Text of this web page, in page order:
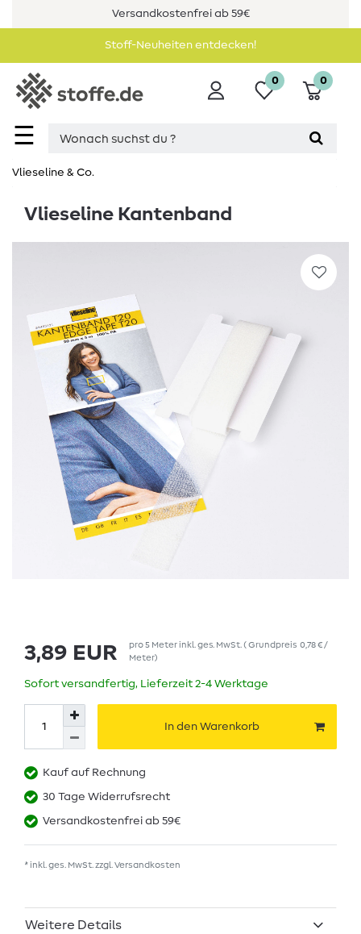
Versandkostenfrei ab 59€
Stoff-Neuheiten entdecken!
☰
0 0
Vlieseline & Co.
Vlieseline Kantenband
3,89 EUR pro5 Meter inkl. ges. MwSt.( Grundpreis 0,78 € /
Meter)
Sofort versandfertig, Lieferzeit 2-4 Werktage
In den Warenkorb
Kauf auf Rechnung
30 Tage Widerrufsrecht
Versandkostenfrei ab 59€
* inkl. ges. MwSt. zzgl.Versandkosten
Weitere Details